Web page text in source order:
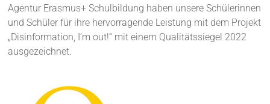
Agentur Erasmus+ Schulbildung haben unsere Schülerinnen
und Schüler für ihre hervorragende Leistung mit dem Projekt
„Disinformation, I’m out!“ mit einem Qualitätssiegel 2022
ausgezeichnet.